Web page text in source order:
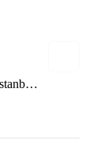
튀르키예 이스탄불 (Istanbul Expo Center / Istanbul Fuar Merkezi / CNR Expo)